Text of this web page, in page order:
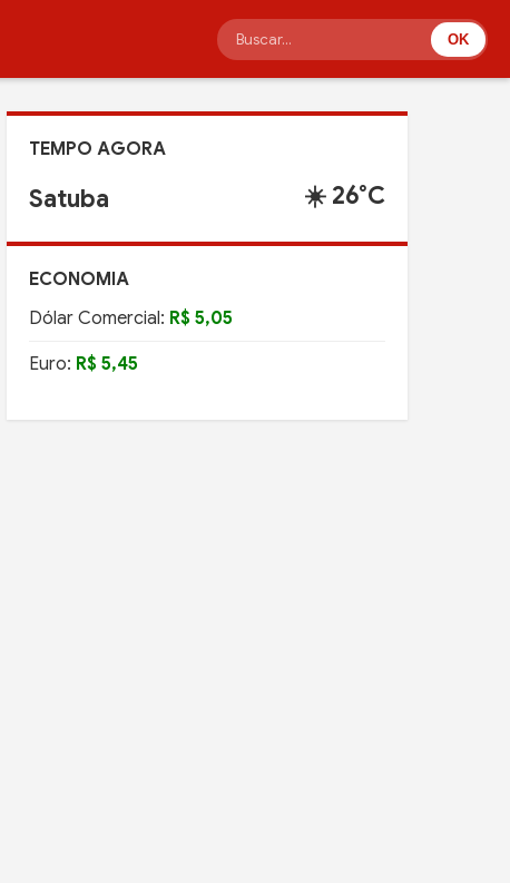
OK
TEMPO AGORA
Satuba ☀️ 26°C
ECONOMIA
Dólar Comercial: R$ 5,05
Euro: R$ 5,45